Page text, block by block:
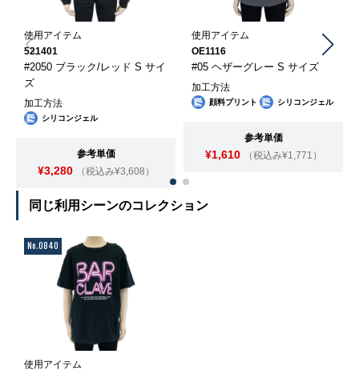
使用アイテム
521401
#2050 ブラック/レッド S サイ
ズ
加工方法
シリコンジェル
参考単価
¥3,280 （税込み¥3,608）
使用アイテム
OE1116
#05 ヘザーグレー S サイズ
加工方法
顔料プリント シリコンジェル
参考単価
¥1,610 （税込み¥1,771）
同じ利用シーンのコレクション
No.0840
使用アイテム